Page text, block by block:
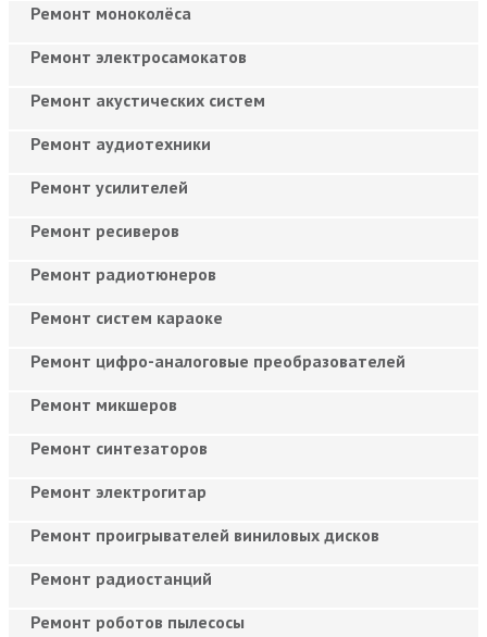
Ремонт моноколёса
Ремонт электросамокатов
Ремонт акустических систем
Ремонт аудиотехники
Ремонт усилителей
Ремонт ресиверов
Ремонт радиотюнеров
Ремонт систем караоке
Ремонт цифро-аналоговые преобразователей
Ремонт микшеров
Ремонт синтезаторов
Ремонт электрогитар
Ремонт проигрывателей виниловых дисков
Ремонт радиостанций
Ремонт роботов пылесосы